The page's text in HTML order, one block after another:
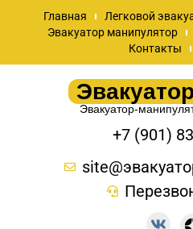
Главная Легковой
Эвакуатор манипулятор
Контакты
Эвакуатор-
+7 (901)